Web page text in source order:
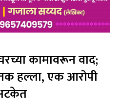
कामावरून वाद;
हल्ला, एक आरोपी